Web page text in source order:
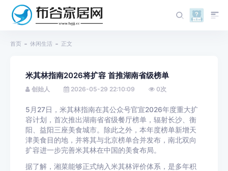
首页 休闲生活 正文
米其林指南2026将扩容 首推湖南省级榜单
创始人 2026-05-29 22:10:09 0次
5月27日，米其林指南在其公众号官宣2026年度重大扩
容计划，首次推出湖南省省级餐厅榜单，辐射长沙、衡
阳、益阳三座美食城市。除此之外，本年度榜单新增天
津美食目的地，并将其与北京榜单合并发布，南北双向
扩容进一步完善米其林在中国的美食布局。
据了解，湘菜能够正式纳入米其林评价体系，是多年积